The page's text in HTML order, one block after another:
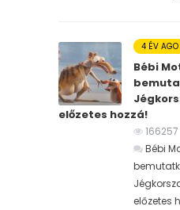
4 ÉV AGO
Bébi
előzetes hozzá!
166257
Bébi
előzetes